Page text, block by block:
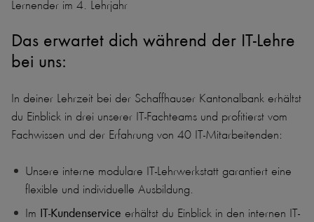
Lernender im 4. Lehrjahr
Das erwartet dich während der IT-Lehre
bei uns:
In deiner Lehrzeit bei der Schaffhauser Kantonalbank erhältst
du Einblick in drei unserer IT-Fachteams und profitierst vom
Fachwissen und der Erfahrung von 40 IT-Mitarbeitenden:
Unsere interne modulare IT-Lehrwerkstatt garantiert eine
flexible und individuelle Ausbildung.
Im IT-Kundenservice erhältst du Einblick in den internen IT-